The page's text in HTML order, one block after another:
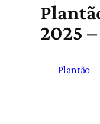
2025
Plantão